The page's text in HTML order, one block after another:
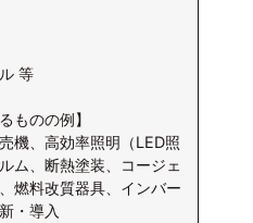
等
ものの例】
機、高効率照明（LED照
ム、断熱塗装、コージェ
燃料改質器具、インバー
・導入